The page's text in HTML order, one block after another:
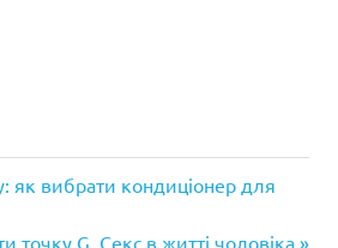
як вибрати кондиціонер для
точку G. Секс в житті чоловіка